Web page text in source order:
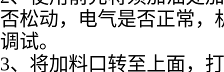
否松动，电气是否正常，
调试。
3、将加料口转至上面，